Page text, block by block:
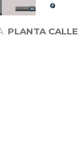
PLANTA CALLE